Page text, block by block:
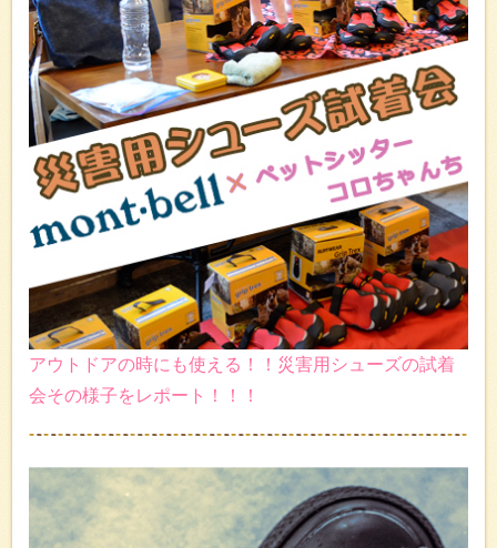
アウトドアの時にも使える！！災害用シューズの試着
会その様子をレポート！！！